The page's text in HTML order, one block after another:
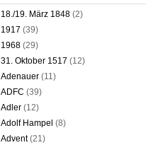
18./19. März 1848 (2)
1917 (39)
1968 (29)
31. Oktober 1517 (12)
Adenauer (11)
ADFC (39)
Adler (12)
Adolf Hampel (8)
Advent(21)